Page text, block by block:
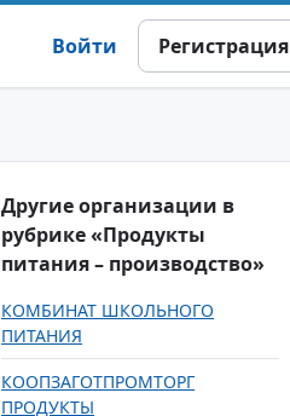
Войти Регистрация
Другие организации в
рубрике «Продукты
питания – производство»
КОМБИНАТ ШКОЛЬНОГО
ПИТАНИЯ
КООПЗАГОТПРОМТОРГ
ПРОДУКТЫ